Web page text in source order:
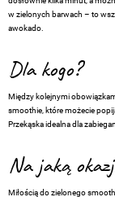
w zielonych barwach – to
awokado.
Dla kogo?
Między kolejnymi
smoothie, które możecie
Przekąska idealna dla
Na jaką
Miłością do zielonego